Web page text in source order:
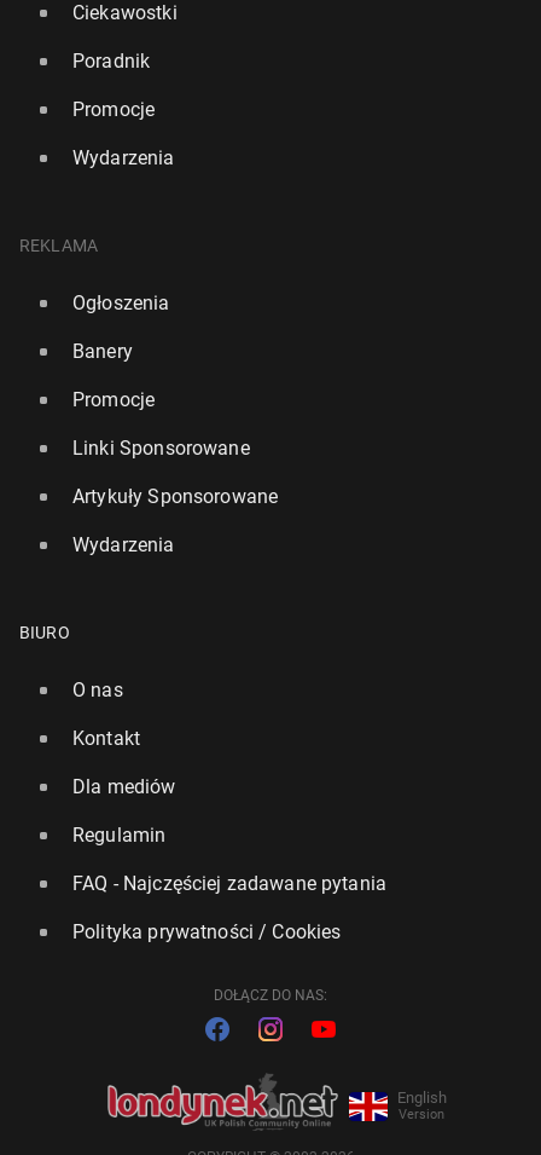
Ciekawostki
Poradnik
Promocje
Wydarzenia
REKLAMA
Ogłoszenia
Banery
Promocje
Linki Sponsorowane
Artykuły Sponsorowane
Wydarzenia
BIURO
O nas
Kontakt
Dla mediów
Regulamin
FAQ - Najczęściej zadawane pytania
Polityka prywatności / Cookies
DOŁĄCZ DO NAS:
English
Version